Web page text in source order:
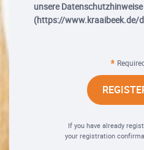
unsere Datenschutzhinweise
(https://www.kraaibeek.de/
If you have already
your registration